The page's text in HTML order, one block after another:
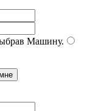
Машину.